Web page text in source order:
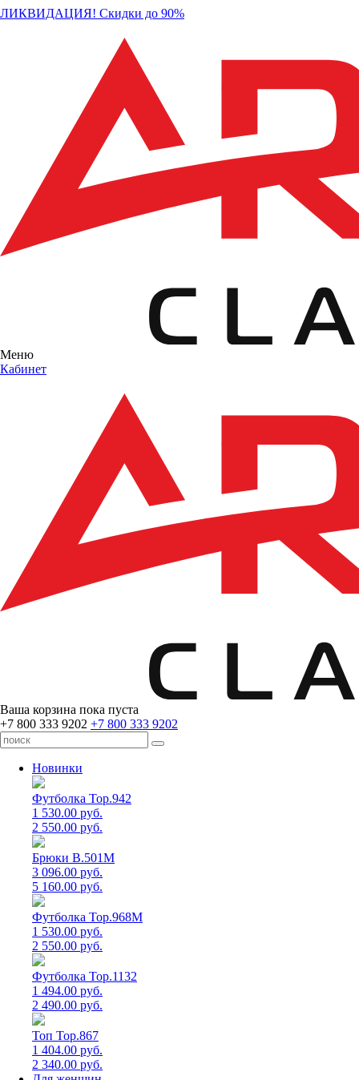
ЛИКВИДАЦИЯ! Скидки до 90%
Меню
Кабинет
Ваша корзина пока пуста
+7 800 333 9202 +7 800 333 9202
Новинки
Футболка Top.942
1 530.00 руб.
2 550.00 руб.
Брюки B.501M
3 096.00 руб.
5 160.00 руб.
Футболка Top.968M
1 530.00 руб.
2 550.00 руб.
Футболка Top.1132
1 494.00 руб.
2 490.00 руб.
Топ Top.867
1 404.00 руб.
2 340.00 руб.